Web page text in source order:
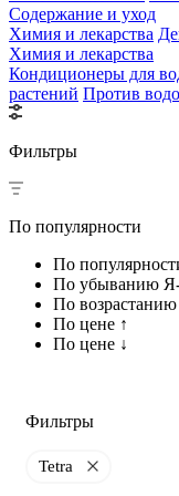
Содержание и уход
Химия и лекарства
Химия и лекарства
Кондиционеры для
растений Против
Фильтры
По популярности
По
По убыванию
По
По цене ↑
По цене ↓
Фильтры
Tetra